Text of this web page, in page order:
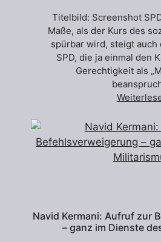
Titelbild: Screenshot
Maße, als der Kurs des
spürbar wird, steigt auch
SPD, die ja einmal den
Gerechtigkeit als
Navid Kermani: Aufruf zur
– ganz im Dienste